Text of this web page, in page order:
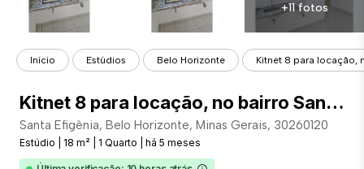
+11 fotos
Início Estúdios Belo Horizonte Kitnet 8 para locação,
Kitnet 8 para locação, no bairro Santa Efigênia. Sem condomínio, sem IPTU. Já incluído água e luz
Santa Efigênia, Belo Horizonte, Minas Gerais, 30260120
Estúdio 18 m² 1 Quarto há 5 meses